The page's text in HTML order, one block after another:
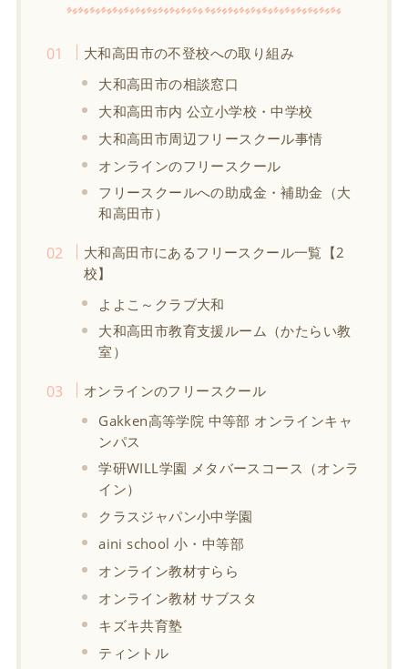
大和高田市の不登校への取り組み
大和高田市の相談窓口
大和高田市内 公立小学校・中学校
大和高田市周辺フリースクール事情
オンラインのフリースクール
フリースクールへの助成金・補助金（大
和高田市）
大和高田市にあるフリースクール一覧【2
校】
よよこ～クラブ大和
大和高田市教育支援ルーム（かたらい教
室）
オンラインのフリースクール
Gakken高等学院 中等部 オンラインキャ
ンパス
学研WILL学園 メタバースコース（オンラ
イン）
クラスジャパン小中学園
aini school 小・中等部
オンライン教材すらら
オンライン教材 サブスタ
キズキ共育塾
ティントル